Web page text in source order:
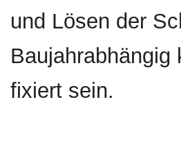
und Lösen der
fixiert sein.